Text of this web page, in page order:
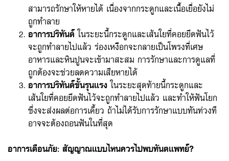
สามารถรักษาให้หายได้ เนื่องจากกระดูกและเนื้อเยื่อยังไม่
ถูกทำลาย
อาการปริทันต์ในระยะนี้กระดูกและเส้นใยที่คอยยึดฟันไว้
จะถูกทำลายไปแล้ว ร่องเหงือกจะกลายเป็นโพรงที่เศษ
อาหารและหินปูนจะเข้ามาสะสม การรักษาและการดูแลที่
ถูกต้องจะช่วยลดความเสียหายได้
อาการปริทันต์ขั้นรุนแรง ในระยะสุดท้ายนี้กระดูกและ
เส้นใยที่คอยยึดฟันไว้จะถูกทำลายไปแล้ว และทำให้ฟันโยก
ซึ่งจะส่งผลต่อการเคี้ยว ถ้าไม่ได้รับการรักษาแบบทันท่วงที
อาจจะต้องถอนฟันในที่สุด
อาการเตือนภัย: สัญญาณแบบไหนควรไปพบทันตแพทย์?